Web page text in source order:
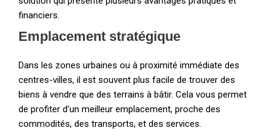
financiers.
Emplacement stratégique
Dans les zones urbaines ou à proximité immédiate des
centres-villes, il est souvent plus facile de trouver des
biens à vendre que des terrains à bâtir. Cela vous permet
de profiter d’un meilleur emplacement, proche des
commodités, des transports, et des services.